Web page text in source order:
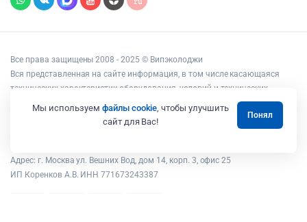
Все права защищены 2008 - 2025 © Випэколоджи
Вся представленная на сайте информация, в том числе касающаяся
технических характеристик оборудования, условий и технических
возможностей подключения, наличия на складе, стоимости товаров и
услуг, носит информационный характер и ни при каких условиях не
является публичной офертой, определяемой положениями статьи 437
Адрес: г. Москва ул. Вешних Вод, дом 14, корп. 3, офис 25
ИП Коренков А.В. ИНН 771673243387
Мы используем файлы cookie, чтобы улучшить
сайт для Вас!
Понял